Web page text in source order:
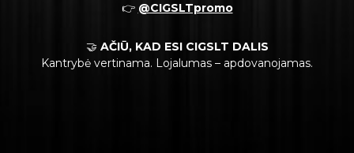
👉 @CIGSLTpromo
🤝 AČIŪ, KAD ESI CIGSLT DALIS
Kantrybė vertinama. Lojalumas – apdovanojamas.